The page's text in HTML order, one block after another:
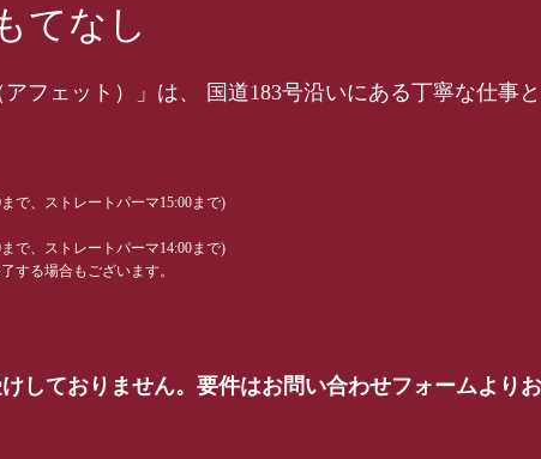
てなし
フェット）」は、 国道183号沿いにある丁寧な仕事
で、ストレートパーマ15:00まで)
で、ストレートパーマ14:00まで)
する場合もございます。
しておりません。要件はお問い合わせフォームよりお